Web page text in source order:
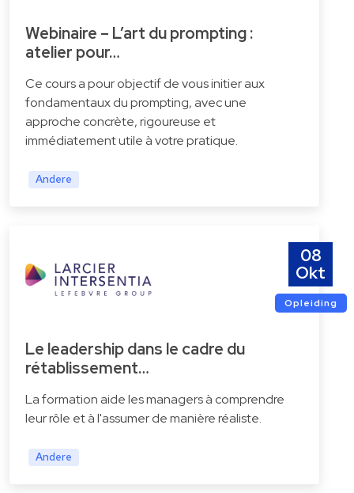
Webinaire – L’art du prompting :
atelier pour…
Ce cours a pour objectif de vous initier aux
fondamentaux du prompting, avec une
approche concrète, rigoureuse et
immédiatement utile à votre pratique.
Andere
08
Okt
Opleiding
Le leadership dans le cadre du
rétablissement…
La formation aide les managers à comprendre
leur rôle et à l'assumer de manière réaliste.
Andere